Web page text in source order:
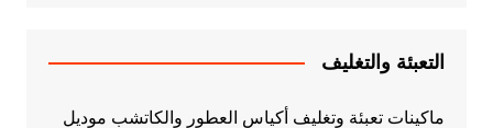
التعبئة والتغليف
ماكينات تعبئة وتغليف أكياس العطور والكاتشب موديل